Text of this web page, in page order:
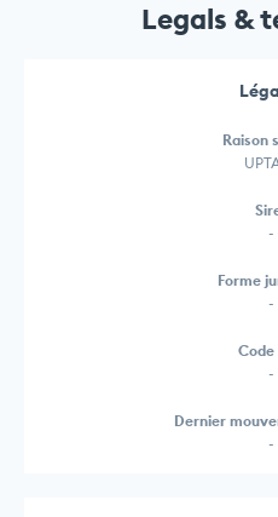
Legals &
Raison
-
Forme
-
-
Dernier
-